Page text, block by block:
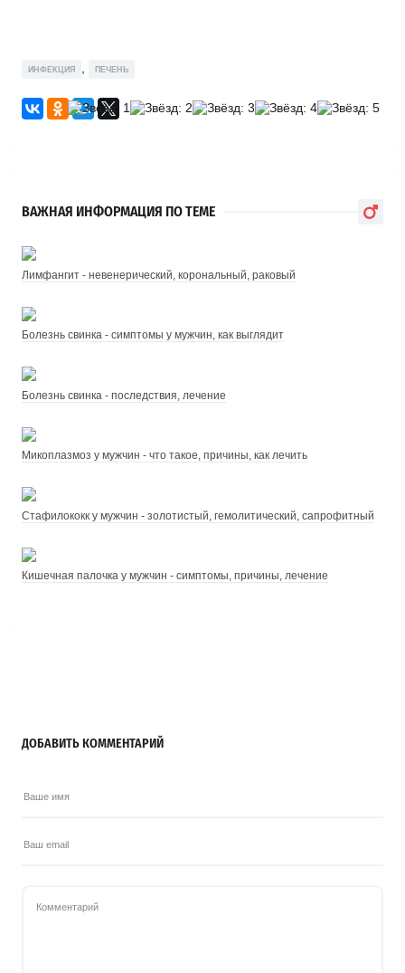
ИНФЕКЦИЯ , ПЕЧЕНЬ
ВАЖНАЯ ИНФОРМАЦИЯ ПО ТЕМЕ
Лимфангит - невенерический, корональный, раковый
Болезнь свинка - симптомы у мужчин, как выглядит
Болезнь свинка - последствия, лечение
Микоплазмоз у мужчин - что такое, причины, как лечить
Стафилококк у мужчин - золотистый, гемолитический, сапрофитный
Кишечная палочка у мужчин - симптомы, причины, лечение
ДОБАВИТЬ КОММЕНТАРИЙ